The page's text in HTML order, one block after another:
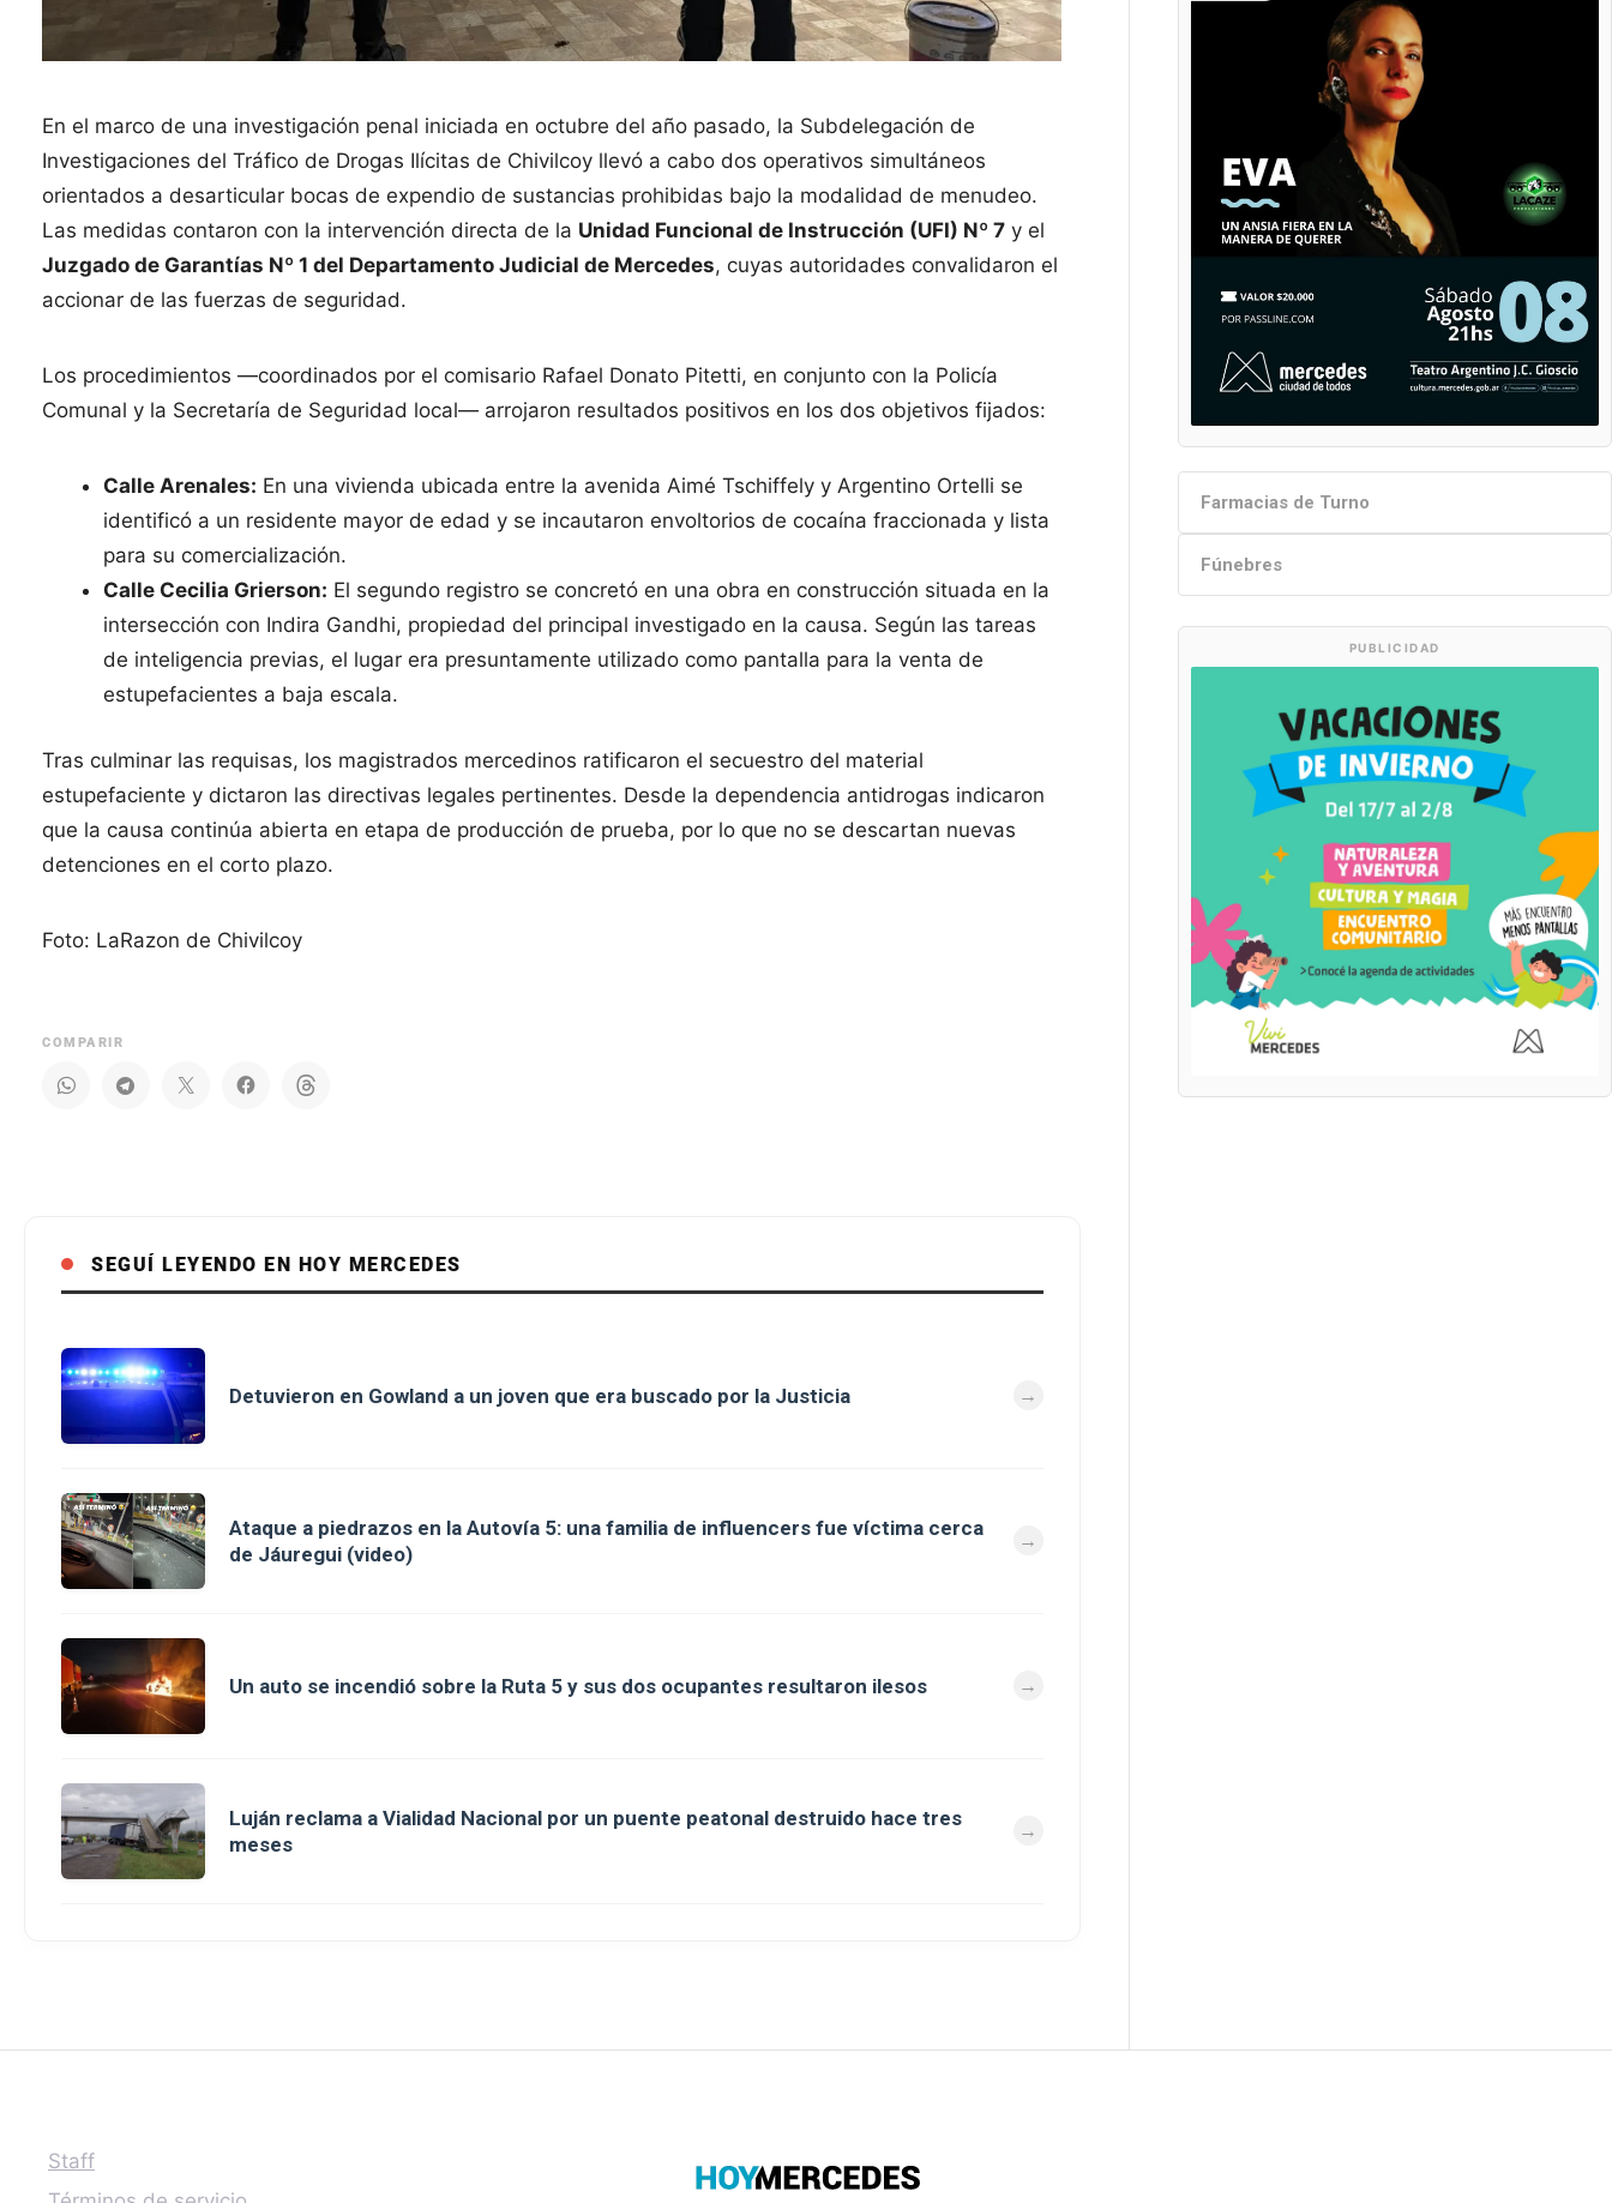
En el marco de una investigación penal iniciada en octubre del año pasado, la Subdelegación de
Investigaciones del Tráfico de Drogas Ilícitas de Chivilcoy llevó a cabo dos operativos simultáneos
orientados a desarticular bocas de expendio de sustancias prohibidas bajo la modalidad de menudeo.
Las medidas contaron con la intervención directa de la Unidad Funcional de Instrucción (UFI) Nº 7 y el
Juzgado de Garantías Nº 1 del Departamento Judicial de Mercedes, cuyas autoridades convalidaron el
accionar de las fuerzas de seguridad.
Los procedimientos —coordinados por el comisario Rafael Donato Pitetti, en conjunto con la Policía
Comunal y la Secretaría de Seguridad local— arrojaron resultados positivos en los dos objetivos fijados:
Calle Arenales: En una vivienda ubicada entre la avenida Aimé Tschiffely y Argentino Ortelli se
identificó a un residente mayor de edad y se incautaron envoltorios de cocaína fraccionada y lista
para su comercialización.
Calle Cecilia Grierson: El segundo registro se concretó en una obra en construcción situada en la
intersección con Indira Gandhi, propiedad del principal investigado en la causa. Según las tareas
de inteligencia previas, el lugar era presuntamente utilizado como pantalla para la venta de
estupefacientes a baja escala.
Tras culminar las requisas, los magistrados mercedinos ratificaron el secuestro del material
estupefaciente y dictaron las directivas legales pertinentes. Desde la dependencia antidrogas indicaron
que la causa continúa abierta en etapa de producción de prueba, por lo que no se descartan nuevas
detenciones en el corto plazo.
Foto: LaRazon de Chivilcoy
COMPARIR
SEGUÍ LEYENDO EN HOY MERCEDES
Detuvieron en Gowland a un joven que era buscado por la Justicia
Ataque a piedrazos en la Autovía 5: una familia de influencers fue víctima cerca
de Jáuregui (video)
Un auto se incendió sobre la Ruta 5 y sus dos ocupantes resultaron ilesos
Luján reclama a Vialidad Nacional por un puente peatonal destruido hace tres
meses
Farmacias de Turno
Fúnebres
PUBLICIDAD
Staff